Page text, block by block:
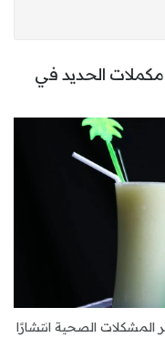
مكملات الحديد في
المشكلات الصحية انتشارًا